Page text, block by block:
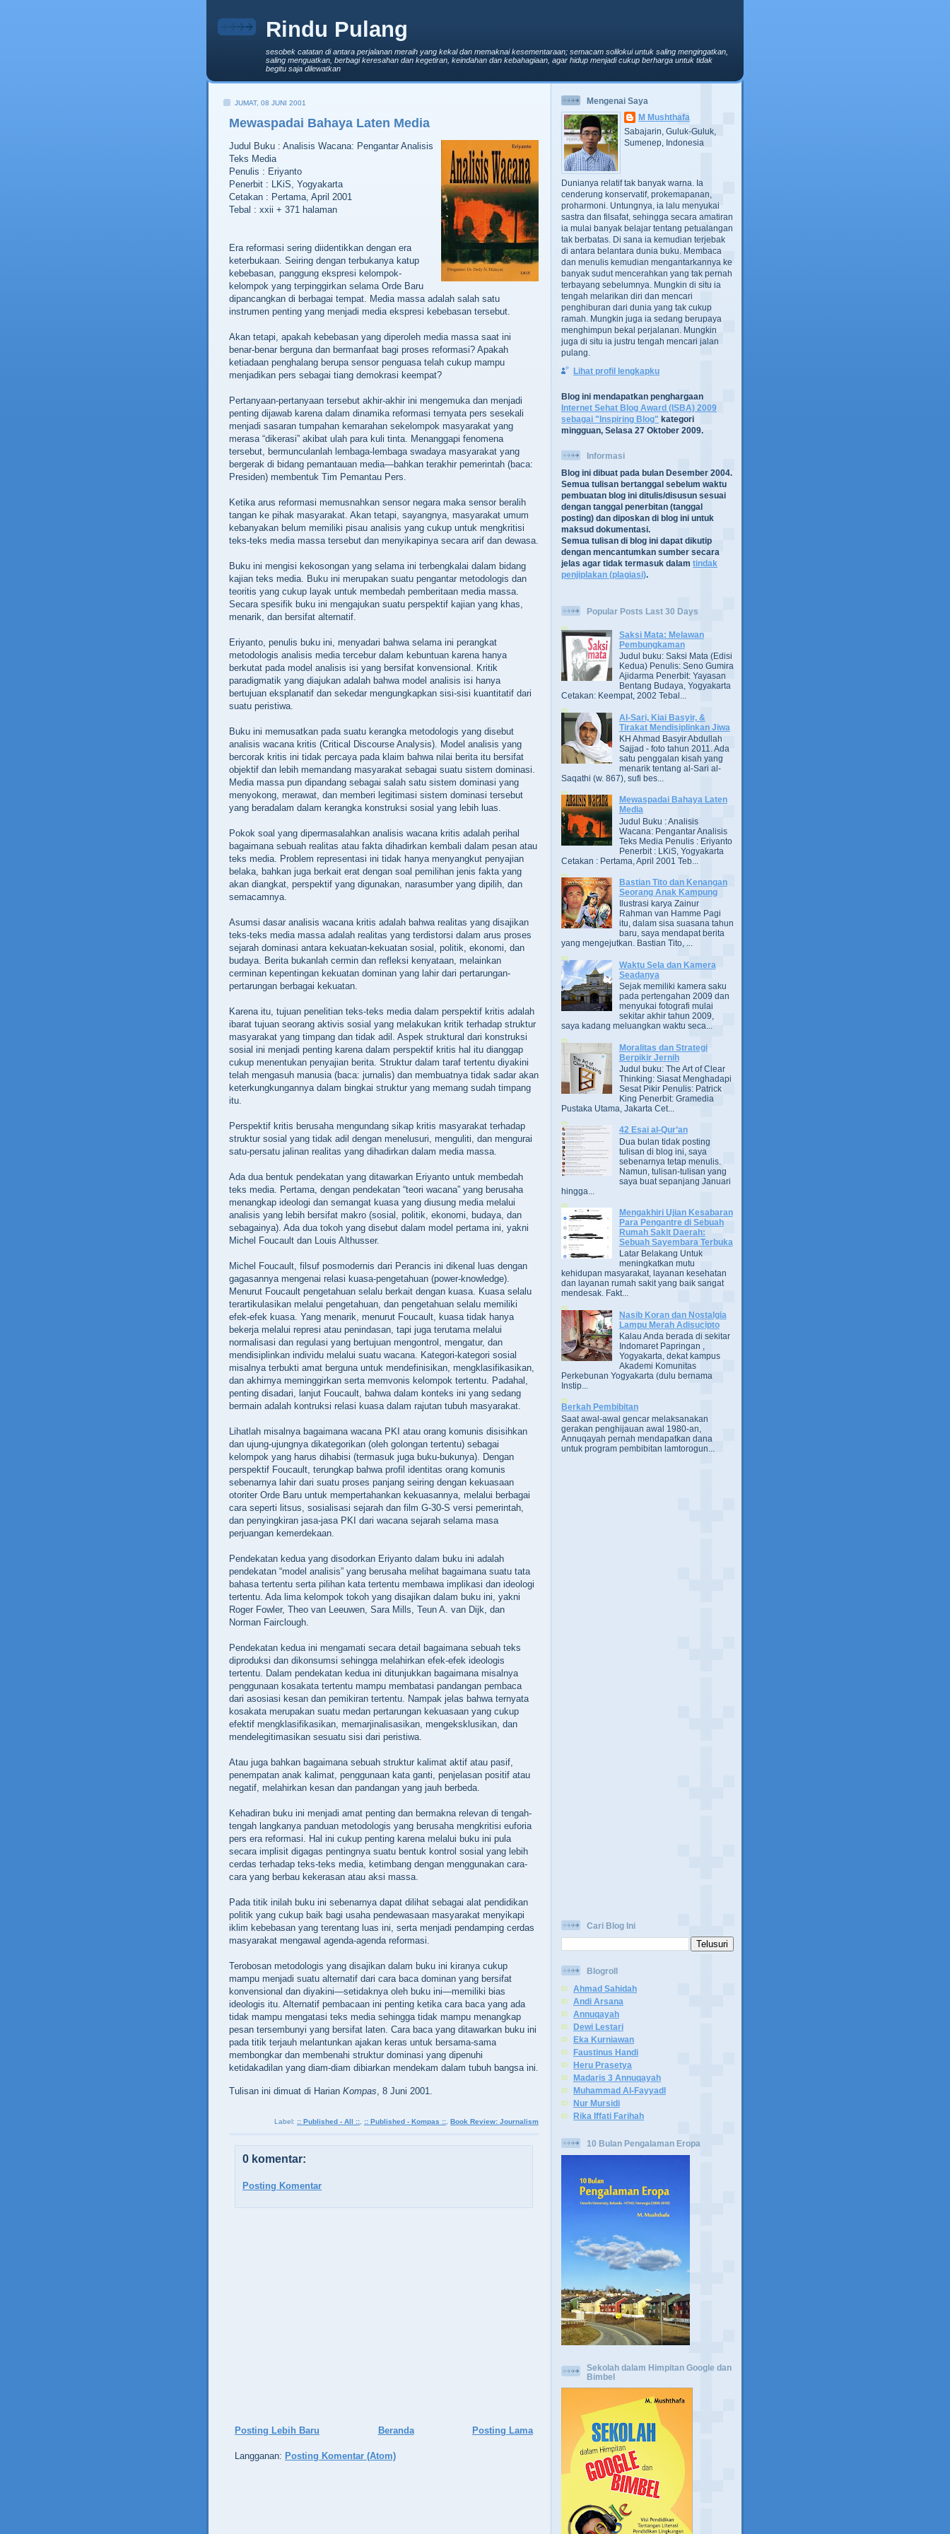
Rindu Pulang
sesobek catatan di antara perjalanan meraih yang kekal dan memaknai kesementaraan; semacam solilokui untuk saling mengingatkan,
saling menguatkan, berbagi keresahan dan kegetiran, keindahan dan kebahagiaan, agar hidup menjadi cukup berharga untuk tidak
begitu saja dilewatkan
JUMAT, 08 JUNI 2001
Mewaspadai Bahaya Laten Media
Judul Buku : Analisis Wacana: Pengantar Analisis
Teks Media
Penulis : Eriyanto
Penerbit : LKiS, Yogyakarta
Cetakan : Pertama, April 2001
Tebal : xxii + 371 halaman
Era reformasi sering diidentikkan dengan era
keterbukaan. Seiring dengan terbukanya katup
kebebasan, panggung ekspresi kelompok-
kelompok yang terpinggirkan selama Orde Baru
dipancangkan di berbagai tempat. Media massa adalah salah satu
instrumen penting yang menjadi media ekspresi kebebasan tersebut.
Akan tetapi, apakah kebebasan yang diperoleh media massa saat ini
benar-benar berguna dan bermanfaat bagi proses reformasi? Apakah
ketiadaan penghalang berupa sensor penguasa telah cukup mampu
menjadikan pers sebagai tiang demokrasi keempat?
Pertanyaan-pertanyaan tersebut akhir-akhir ini mengemuka dan menjadi
penting dijawab karena dalam dinamika reformasi ternyata pers sesekali
menjadi sasaran tumpahan kemarahan sekelompok masyarakat yang
merasa “dikerasi” akibat ulah para kuli tinta. Menanggapi fenomena
tersebut, bermunculanlah lembaga-lembaga swadaya masyarakat yang
bergerak di bidang pemantauan media—bahkan terakhir pemerintah (baca:
Presiden) membentuk Tim Pemantau Pers.
Ketika arus reformasi memusnahkan sensor negara maka sensor beralih
tangan ke pihak masyarakat. Akan tetapi, sayangnya, masyarakat umum
kebanyakan belum memiliki pisau analisis yang cukup untuk mengkritisi
teks-teks media massa tersebut dan menyikapinya secara arif dan dewasa.
Buku ini mengisi kekosongan yang selama ini terbengkalai dalam bidang
kajian teks media. Buku ini merupakan suatu pengantar metodologis dan
teoritis yang cukup layak untuk membedah pemberitaan media massa.
Secara spesifik buku ini mengajukan suatu perspektif kajian yang khas,
menarik, dan bersifat alternatif.
Eriyanto, penulis buku ini, menyadari bahwa selama ini perangkat
metodologis analisis media tercebur dalam kebuntuan karena hanya
berkutat pada model analisis isi yang bersifat konvensional. Kritik
paradigmatik yang diajukan adalah bahwa model analisis isi hanya
bertujuan eksplanatif dan sekedar mengungkapkan sisi-sisi kuantitatif dari
suatu peristiwa.
Buku ini memusatkan pada suatu kerangka metodologis yang disebut
analisis wacana kritis (Critical Discourse Analysis). Model analisis yang
bercorak kritis ini tidak percaya pada klaim bahwa nilai berita itu bersifat
objektif dan lebih memandang masyarakat sebagai suatu sistem dominasi.
Media massa pun dipandang sebagai salah satu sistem dominasi yang
menyokong, merawat, dan memberi legitimasi sistem dominasi tersebut
yang beradalam dalam kerangka konstruksi sosial yang lebih luas.
Pokok soal yang dipermasalahkan analisis wacana kritis adalah perihal
bagaimana sebuah realitas atau fakta dihadirkan kembali dalam pesan atau
teks media. Problem representasi ini tidak hanya menyangkut penyajian
belaka, bahkan juga berkait erat dengan soal pemilihan jenis fakta yang
akan diangkat, perspektif yang digunakan, narasumber yang dipilih, dan
semacamnya.
Asumsi dasar analisis wacana kritis adalah bahwa realitas yang disajikan
teks-teks media massa adalah realitas yang terdistorsi dalam arus proses
sejarah dominasi antara kekuatan-kekuatan sosial, politik, ekonomi, dan
budaya. Berita bukanlah cermin dan refleksi kenyataan, melainkan
cerminan kepentingan kekuatan dominan yang lahir dari pertarungan-
pertarungan berbagai kekuatan.
Karena itu, tujuan penelitian teks-teks media dalam perspektif kritis adalah
ibarat tujuan seorang aktivis sosial yang melakukan kritik terhadap struktur
masyarakat yang timpang dan tidak adil. Aspek struktural dari konstruksi
sosial ini menjadi penting karena dalam perspektif kritis hal itu dianggap
cukup menentukan penyajian berita. Struktur dalam taraf tertentu diyakini
telah mengasuh manusia (baca: jurnalis) dan membuatnya tidak sadar akan
keterkungkungannya dalam bingkai struktur yang memang sudah timpang
itu.
Perspektif kritis berusaha mengundang sikap kritis masyarakat terhadap
struktur sosial yang tidak adil dengan menelusuri, menguliti, dan mengurai
satu-persatu jalinan realitas yang dihadirkan dalam media massa.
Ada dua bentuk pendekatan yang ditawarkan Eriyanto untuk membedah
teks media. Pertama, dengan pendekatan “teori wacana” yang berusaha
menangkap ideologi dan semangat kuasa yang diusung media melalui
analisis yang lebih bersifat makro (sosial, politik, ekonomi, budaya, dan
sebagainya). Ada dua tokoh yang disebut dalam model pertama ini, yakni
Michel Foucault dan Louis Althusser.
Michel Foucault, filsuf posmodernis dari Perancis ini dikenal luas dengan
gagasannya mengenai relasi kuasa-pengetahuan (power-knowledge).
Menurut Foucault pengetahuan selalu berkait dengan kuasa. Kuasa selalu
terartikulasikan melalui pengetahuan, dan pengetahuan selalu memiliki
efek-efek kuasa. Yang menarik, menurut Foucault, kuasa tidak hanya
bekerja melalui represi atau penindasan, tapi juga terutama melalui
normalisasi dan regulasi yang bertujuan mengontrol, mengatur, dan
mendisiplinkan individu melalui suatu wacana. Kategori-kategori sosial
misalnya terbukti amat berguna untuk mendefinisikan, mengklasifikasikan,
dan akhirnya meminggirkan serta memvonis kelompok tertentu. Padahal,
penting disadari, lanjut Foucault, bahwa dalam konteks ini yang sedang
bermain adalah kontruksi relasi kuasa dalam rajutan tubuh masyarakat.
Lihatlah misalnya bagaimana wacana PKI atau orang komunis disisihkan
dan ujung-ujungnya dikategorikan (oleh golongan tertentu) sebagai
kelompok yang harus dihabisi (termasuk juga buku-bukunya). Dengan
perspektif Foucault, terungkap bahwa profil identitas orang komunis
sebenarnya lahir dari suatu proses panjang seiring dengan kekuasaan
otoriter Orde Baru untuk mempertahankan kekuasannya, melalui berbagai
cara seperti litsus, sosialisasi sejarah dan film G-30-S versi pemerintah,
dan penyingkiran jasa-jasa PKI dari wacana sejarah selama masa
perjuangan kemerdekaan.
Pendekatan kedua yang disodorkan Eriyanto dalam buku ini adalah
pendekatan “model analisis” yang berusaha melihat bagaimana suatu tata
bahasa tertentu serta pilihan kata tertentu membawa implikasi dan ideologi
tertentu. Ada lima kelompok tokoh yang disajikan dalam buku ini, yakni
Roger Fowler, Theo van Leeuwen, Sara Mills, Teun A. van Dijk, dan
Norman Fairclough.
Pendekatan kedua ini mengamati secara detail bagaimana sebuah teks
diproduksi dan dikonsumsi sehingga melahirkan efek-efek ideologis
tertentu. Dalam pendekatan kedua ini ditunjukkan bagaimana misalnya
penggunaan kosakata tertentu mampu membatasi pandangan pembaca
dari asosiasi kesan dan pemikiran tertentu. Nampak jelas bahwa ternyata
kosakata merupakan suatu medan pertarungan kekuasaan yang cukup
efektif mengklasifikasikan, memarjinalisasikan, mengeksklusikan, dan
mendelegitimasikan sesuatu sisi dari peristiwa.
Atau juga bahkan bagaimana sebuah struktur kalimat aktif atau pasif,
penempatan anak kalimat, penggunaan kata ganti, penjelasan positif atau
negatif, melahirkan kesan dan pandangan yang jauh berbeda.
Kehadiran buku ini menjadi amat penting dan bermakna relevan di tengah-
tengah langkanya panduan metodologis yang berusaha mengkritisi euforia
pers era reformasi. Hal ini cukup penting karena melalui buku ini pula
secara implisit digagas pentingnya suatu bentuk kontrol sosial yang lebih
cerdas terhadap teks-teks media, ketimbang dengan menggunakan cara-
cara yang berbau kekerasan atau aksi massa.
Pada titik inilah buku ini sebenarnya dapat dilihat sebagai alat pendidikan
politik yang cukup baik bagi usaha pendewasaan masyarakat menyikapi
iklim kebebasan yang terentang luas ini, serta menjadi pendamping cerdas
masyarakat mengawal agenda-agenda reformasi.
Terobosan metodologis yang disajikan dalam buku ini kiranya cukup
mampu menjadi suatu alternatif dari cara baca dominan yang bersifat
konvensional dan diyakini—setidaknya oleh buku ini—memiliki bias
ideologis itu. Alternatif pembacaan ini penting ketika cara baca yang ada
tidak mampu mengatasi teks media sehingga tidak mampu menangkap
pesan tersembunyi yang bersifat laten. Cara baca yang ditawarkan buku ini
pada titik terjauh melantunkan ajakan keras untuk bersama-sama
membongkar dan membenahi struktur dominasi yang dipenuhi
ketidakadilan yang diam-diam dibiarkan mendekam dalam tubuh bangsa ini.
Tulisan ini dimuat di Harian Kompas, 8 Juni 2001.
Label: :: Published - All ::, :: Published - Kompas ::, Book Review: Journalism
0 komentar:
Posting Komentar
Posting Lebih Baru Posting Lama
Beranda
Langganan: Posting Komentar (Atom)
Mengenai Saya
M Mushthafa
Sabajarin, Guluk-Guluk,
Sumenep, Indonesia
Dunianya relatif tak banyak warna. Ia
cenderung konservatif, prokemapanan,
proharmoni. Untungnya, ia lalu menyukai
sastra dan filsafat, sehingga secara amatiran
ia mulai banyak belajar tentang petualangan
tak berbatas. Di sana ia kemudian terjebak
di antara belantara dunia buku. Membaca
dan menulis kemudian mengantarkannya ke
banyak sudut mencerahkan yang tak pernah
terbayang sebelumnya. Mungkin di situ ia
tengah melarikan diri dan mencari
penghiburan dari dunia yang tak cukup
ramah. Mungkin juga ia sedang berupaya
menghimpun bekal perjalanan. Mungkin
juga di situ ia justru tengah mencari jalan
pulang.
Lihat profil lengkapku
Blog ini mendapatkan penghargaan
Internet Sehat Blog Award (ISBA) 2009
sebagai "Inspiring Blog" kategori
mingguan, Selasa 27 Oktober 2009.
Informasi
Blog ini dibuat pada bulan Desember 2004.
Semua tulisan bertanggal sebelum waktu
pembuatan blog ini ditulis/disusun sesuai
dengan tanggal penerbitan (tanggal
posting) dan diposkan di blog ini untuk
maksud dokumentasi.
Semua tulisan di blog ini dapat dikutip
dengan mencantumkan sumber secara
jelas agar tidak termasuk dalam tindak
penjiplakan (plagiasi).
Popular Posts Last 30 Days
Saksi Mata: Melawan
Pembungkaman
Judul buku: Saksi Mata (Edisi
Kedua) Penulis: Seno Gumira
Ajidarma Penerbit: Yayasan
Bentang Budaya, Yogyakarta
Cetakan: Keempat, 2002 Tebal...
Al-Sari, Kiai Basyir, &
Tirakat Mendisiplinkan Jiwa
KH Ahmad Basyir Abdullah
Sajjad - foto tahun 2011. Ada
satu penggalan kisah yang
menarik tentang al-Sari al-
Saqathi (w. 867), sufi bes...
Mewaspadai Bahaya Laten
Media
Judul Buku : Analisis
Wacana: Pengantar Analisis
Teks Media Penulis : Eriyanto
Penerbit : LKiS, Yogyakarta
Cetakan : Pertama, April 2001 Teb...
Bastian Tito dan Kenangan
Seorang Anak Kampung
Ilustrasi karya Zainur
Rahman van Hamme Pagi
itu, dalam sisa suasana tahun
baru, saya mendapat berita
yang mengejutkan. Bastian Tito, ...
Waktu Sela dan Kamera
Seadanya
Sejak memiliki kamera saku
pada pertengahan 2009 dan
menyukai fotografi mulai
sekitar akhir tahun 2009,
saya kadang meluangkan waktu seca...
Moralitas dan Strategi
Berpikir Jernih
Judul buku: The Art of Clear
Thinking: Siasat Menghadapi
Sesat Pikir Penulis: Patrick
King Penerbit: Gramedia
Pustaka Utama, Jakarta Cet...
42 Esai al-Qur’an
Dua bulan tidak posting
tulisan di blog ini, saya
sebenarnya tetap menulis.
Namun, tulisan-tulisan yang
saya buat sepanjang Januari
hingga...
Mengakhiri Ujian Kesabaran
Para Pengantre di Sebuah
Rumah Sakit Daerah:
Sebuah Sayembara Terbuka
Latar Belakang Untuk
meningkatkan mutu
kehidupan masyarakat, layanan kesehatan
dan layanan rumah sakit yang baik sangat
mendesak. Fakt...
Nasib Koran dan Nostalgia
Lampu Merah Adisucipto
Kalau Anda berada di sekitar
Indomaret Papringan ,
Yogyakarta, dekat kampus
Akademi Komunitas
Perkebunan Yogyakarta (dulu bernama
Instip...
Berkah Pembibitan
Saat awal-awal gencar melaksanakan
gerakan penghijauan awal 1980-an,
Annuqayah pernah mendapatkan dana
untuk program pembibitan lamtorogun...
Cari Blog Ini
Blogroll
Ahmad Sahidah
Andi Arsana
Annuqayah
Dewi Lestari
Eka Kurniawan
Faustinus Handi
Heru Prasetya
Madaris 3 Annuqayah
Muhammad Al-Fayyadl
Nur Mursidi
Rika Iffati Farihah
10 Bulan Pengalaman Eropa
Sekolah dalam Himpitan Google dan
Bimbel